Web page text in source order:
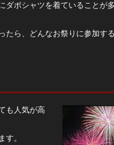
ボシャツを着ていることが
たら、どんなお祭りに参加す
も人気が高
す。